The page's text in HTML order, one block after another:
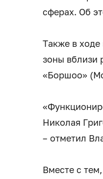
сферах. Об
Также в ходе
зоны вблизи
«Боршоо»
Николая
– отметил
Вместе с